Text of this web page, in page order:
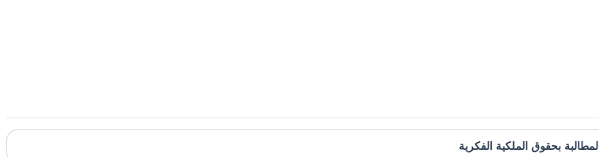
المطالبة بحقوق الملكية الفكرية